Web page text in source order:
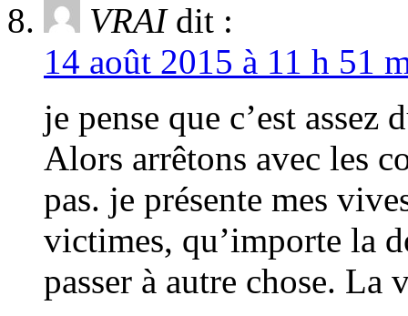
VRAI dit :
14 août 2015 à 11 h 51
je pense que c’est assez
Alors arrêtons avec les
pas. je présente mes
victimes, qu’importe la
passer à autre chose.